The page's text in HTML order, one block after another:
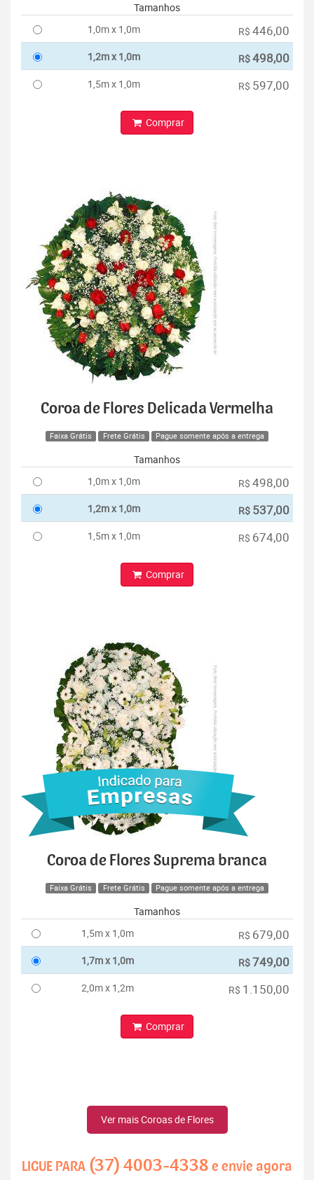
Tamanhos
1,0m x 1,0m
R$ 446,00
1,2m x 1,0m R$498,00
1,5m x 1,0m R$ 597,00
Comprar
Coroa de Flores Delicada Vermelha
Faixa Grátis Frete Grátis Pague somente após a entrega
Tamanhos
1,0m x 1,0m
R$ 498,00
1,2m x 1,0m R$ 537,00
1,5m x 1,0m R$ 674,00
Comprar
Coroa de Flores Suprema branca
Faixa Grátis Frete Grátis Pague somente após a entrega
Tamanhos
1,5m x 1,0m
R$ 679,00
1,7m x 1,0m R$749,00
2,0m x 1,2m R$ 1.150,00
Comprar
Ver mais Coroas de Flores
LIGUE PARA (37) 4003-4338 e envie agora